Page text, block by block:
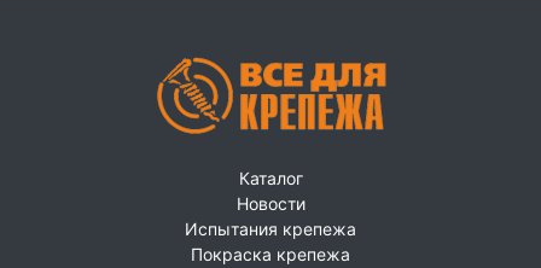
Каталог
Новости
Испытания крепежа
Покраска крепежа